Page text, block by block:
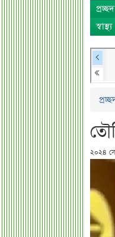
প্রচ্ছদ
স্বাস্থ্য
২০২৪